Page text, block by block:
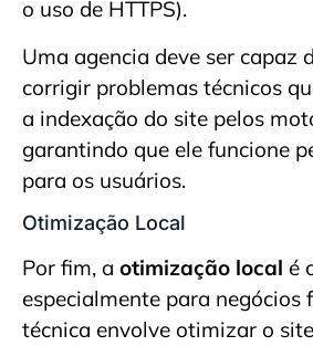
o uso de HTTPS).
Uma agencia deve ser capaz
corrigir problemas técnicos
a indexação do site pelos
garantindo que ele funcione
para os usuários.
Otimização Local
Por fim, a otimização local é
especialmente para negócios
técnica envolve otimizar o